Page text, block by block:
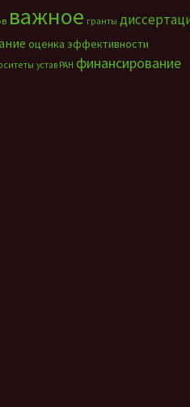
важное гранты
оценка эффективности
устав РАН финансирование